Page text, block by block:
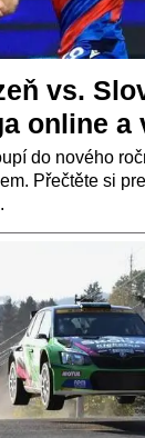
vs.
online a
do nového
Přečtěte si